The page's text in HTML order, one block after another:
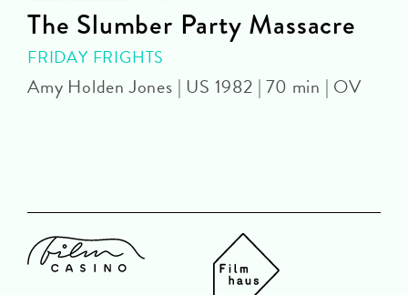
The Slumber Party Massacre
FRIDAY FRIGHTS
Amy Holden Jones | US 1982 | 70 min | OV